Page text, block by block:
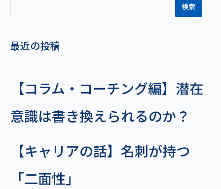
検索
最近の投稿
【コラム・コーチング編】潜在
意識は書き換えられるのか？
【キャリアの話】名刺が持つ
「二面性」